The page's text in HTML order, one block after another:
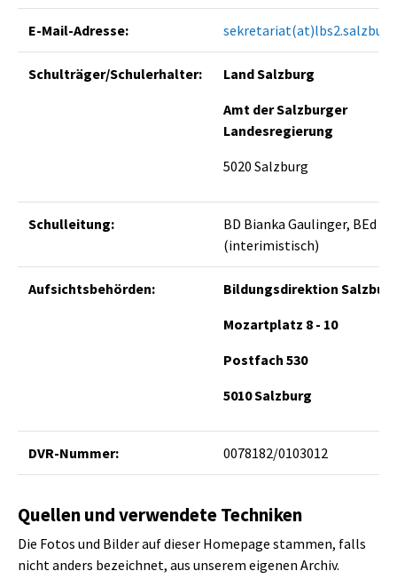
E-Mail-Adresse:
Schulträger/Schulerhalter:
Land Salzburg
Amt der Salzburger
Landesregierung
5020 Salzburg
Schulleitung:
BD Bianka Gaulinger, BEd
(interimistisch)
Aufsichtsbehörden:
Bildungsdirektion
Mozartplatz 8 - 10
Postfach 530
5010 Salzburg
DVR-Nummer: 0078182/0103012
Quellen und verwendete Techniken
Die Fotos und Bilder auf dieser Homepage stammen, falls
nicht anders bezeichnet, aus unserem eigenen Archiv.